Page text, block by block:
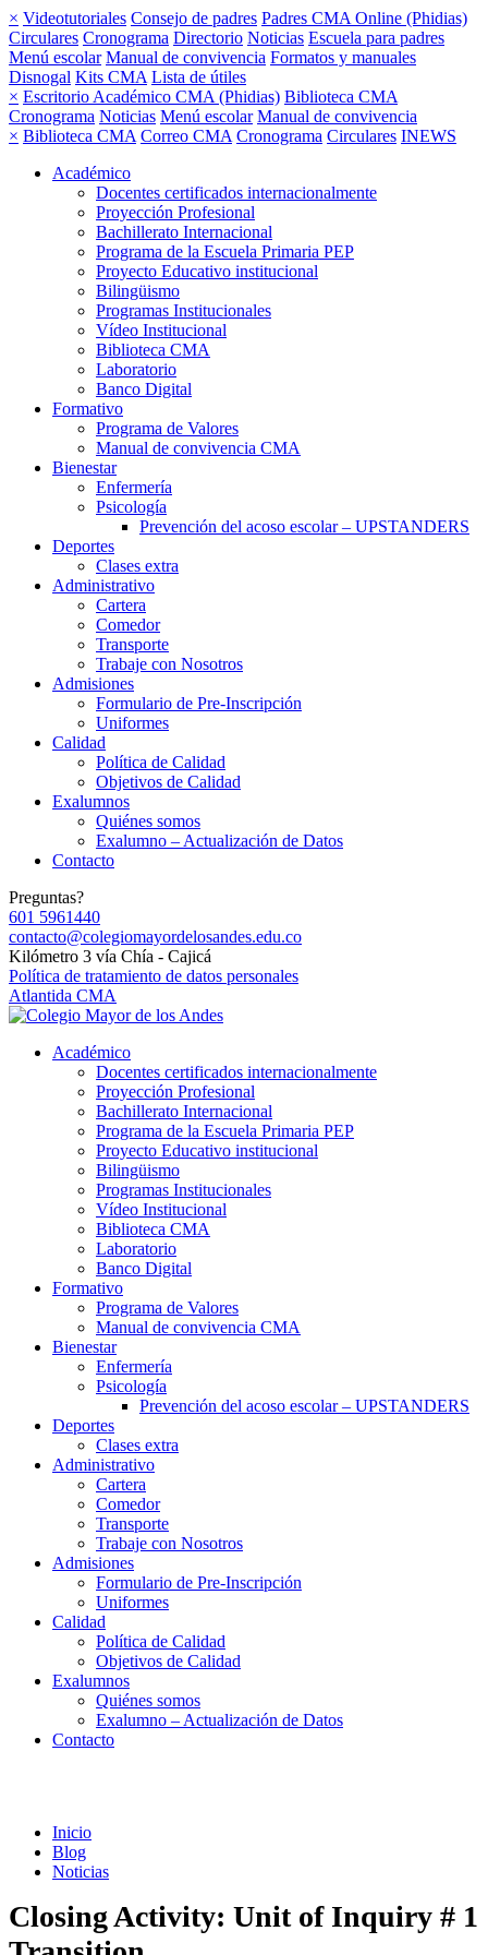
× Videotutoriales Consejo de padres Padres CMA Online (Phidias)
Circulares Cronograma Directorio Noticias Escuela para padres
Menú escolar Manual de convivencia Formatos y manuales
Disnogal Kits CMA Lista de útiles
× Escritorio Académico CMA (Phidias) Biblioteca CMA
Cronograma Noticias Menú escolar Manual de convivencia
× Biblioteca CMA Correo CMA Cronograma Circulares INEWS
Académico
Docentes certificados internacionalmente
Proyección Profesional
Bachillerato Internacional
Programa de la Escuela Primaria PEP
Proyecto Educativo institucional
Bilingüismo
Programas Institucionales
Vídeo Institucional
Biblioteca CMA
Laboratorio
Banco Digital
Formativo
Programa de Valores
Manual de convivencia CMA
Bienestar
Enfermería
Psicología
Prevención del acoso escolar – UPSTANDERS
Deportes
Clases extra
Administrativo
Cartera
Comedor
Transporte
Trabaje con Nosotros
Admisiones
Formulario de Pre-Inscripción
Uniformes
Calidad
Política de Calidad
Objetivos de Calidad
Exalumnos
Quiénes somos
Exalumno – Actualización de Datos
Contacto
Preguntas?
601 5961440
contacto@colegiomayordelosandes.edu.co
Kilómetro 3 vía Chía - Cajicá
Política de tratamiento de datos personales
Atlantida CMA
Académico
Docentes certificados internacionalmente
Proyección Profesional
Bachillerato Internacional
Programa de la Escuela Primaria PEP
Proyecto Educativo institucional
Bilingüismo
Programas Institucionales
Vídeo Institucional
Biblioteca CMA
Laboratorio
Banco Digital
Formativo
Programa de Valores
Manual de convivencia CMA
Bienestar
Enfermería
Psicología
Prevención del acoso escolar – UPSTANDERS
Deportes
Clases extra
Administrativo
Cartera
Comedor
Transporte
Trabaje con Nosotros
Admisiones
Formulario de Pre-Inscripción
Uniformes
Calidad
Política de Calidad
Objetivos de Calidad
Exalumnos
Quiénes somos
Exalumno – Actualización de Datos
Contacto
Inicio
Blog
Noticias
Closing Activity: Unit of Inquiry # 1